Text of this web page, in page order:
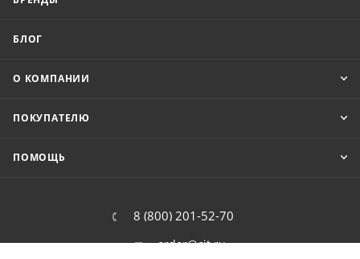
БЛОГ
О КОМПАНИИ
ПОКУПАТЕЛЮ
ПОМОЩЬ
8 (800) 201-52-70
order@cit.ru